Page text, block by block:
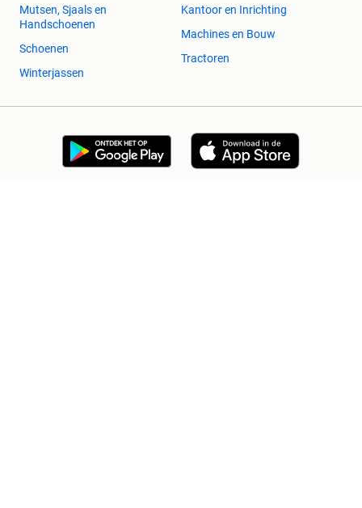
Mutsen, Sjaals en
Handschoenen
Schoenen
Winterjassen
Kantoor en Inrichting
Machines en Bouw
Tractoren